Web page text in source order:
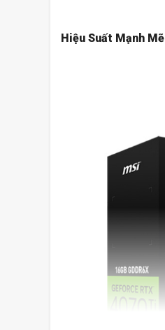
Hiệu Suất Mạnh Mẽ